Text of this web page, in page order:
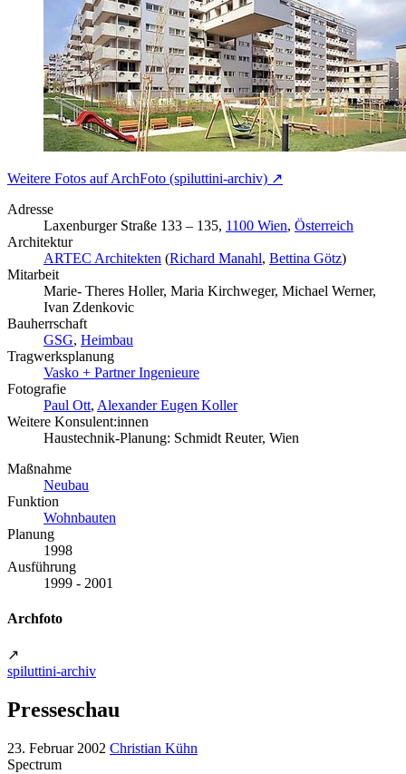
Weitere Fotos auf ArchFoto (spiluttini-archiv) ↗
Adresse
Laxenburger Straße 133 – 135, 1100 Wien, Österreich
Architektur
ARTEC Architekten (Richard Manahl, Bettina Götz)
Mitarbeit
Marie- Theres Holler, Maria Kirchweger, Michael Werner,
Ivan Zdenkovic
Bauherrschaft
GSG, Heimbau
Tragwerksplanung
Vasko + Partner Ingenieure
Fotografie
Paul Ott, Alexander Eugen Koller
Weitere Konsulent:innen
Haustechnik-Planung: Schmidt Reuter, Wien
Maßnahme
Neubau
Funktion
Wohnbauten
Planung
1998
Ausführung
1999 - 2001
Archfoto
↗
spiluttini-archiv
Presseschau
23. Februar 2002 Christian Kühn
Spectrum